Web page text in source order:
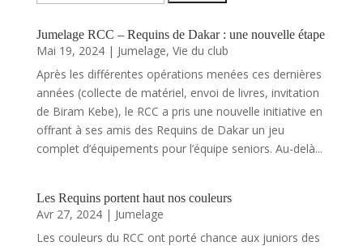
Jumelage RCC – Requins de Dakar : une nouvelle étape
Mai 19, 2024| Jumelage, Vie du club
Après les différentes opérations menées ces dernières
années (collecte de matériel, envoi de livres, invitation
de Biram Kebe), le RCC a pris une nouvelle initiative en
offrant à ses amis des Requins de Dakar un jeu
complet d’équipements pour l’équipe seniors. Au-delà...
Les Requins portent haut nos couleurs
Avr 27, 2024| Jumelage
Les couleurs du RCC ont porté chance aux juniors des